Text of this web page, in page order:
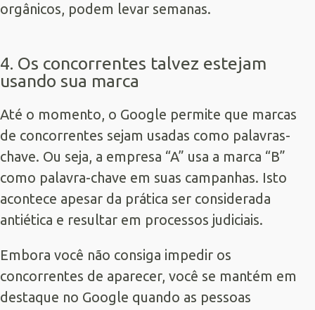
orgânicos, podem levar semanas.
4. Os concorrentes talvez estejam
usando sua marca
Até o momento, o Google permite que marcas
de concorrentes sejam usadas como palavras-
chave. Ou seja, a empresa “A” usa a marca “B”
como palavra-chave em suas campanhas. Isto
acontece apesar da prática ser considerada
antiética e resultar em processos judiciais.
Embora você não consiga impedir os
concorrentes de aparecer, você se mantém em
destaque no Google quando as pessoas